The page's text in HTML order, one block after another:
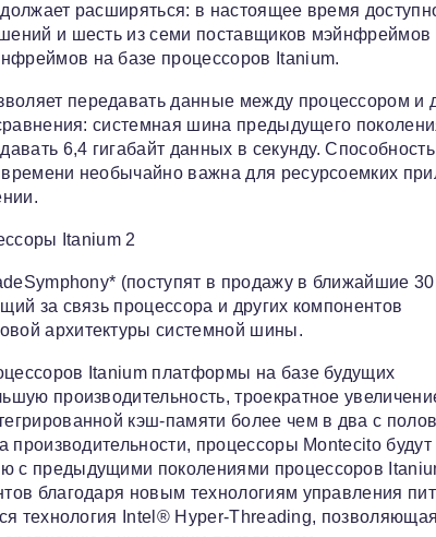
расширяться: в настоящее время
и шесть из семи поставщиков мэйнфреймов
на базе процессоров Itanium.
передавать данные между процессором и
системная шина предыдущего
6,4 гигабайт данных в секунду. Способность
необычайно важна для ресурсоемких
Itanium 2
(поступят в продажу в ближайшие
за связь процессора и других компонентов
архитектуры системной шины.
Itanium платформы на базе будущих
производительность, троекратное
кэш-памяти более чем в два с
производительности, процессоры Montecito будут
с предыдущими поколениями процессоров
благодаря новым технологиям управления
технология Intel® Hyper-Threading, позволяющая